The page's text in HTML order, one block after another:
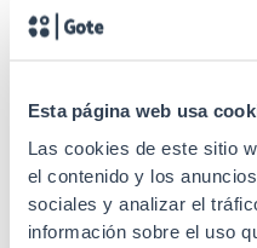
Esta página web usa
Las cookies de este sitio
el contenido y los
sociales y analizar el
información sobre el uso
Carga máxima
Perfis de
Porta traseira